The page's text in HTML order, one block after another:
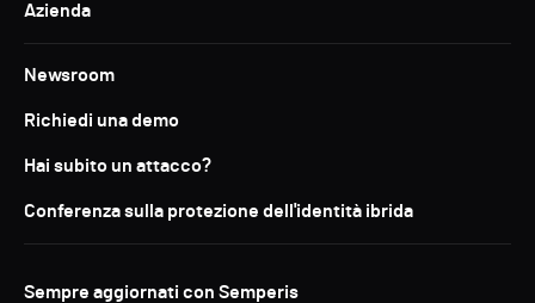
Azienda
Newsroom
Richiedi una demo
Hai subito un attacco?
Conferenza sulla protezione dell'identità ibrida
Sempre aggiornati con Semperis